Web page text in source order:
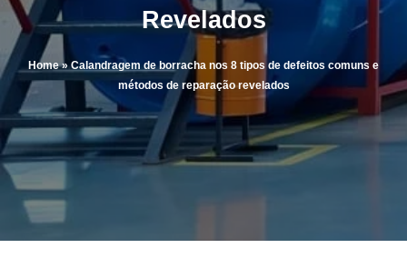
Revelados
Home» Calandragem de borracha nos 8 tipos de defeitos comuns e
métodos de reparação revelados